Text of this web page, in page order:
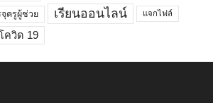
จุครูผู้ช่วย เรียนออนไลน์ แจกไฟล์
ควิด 19